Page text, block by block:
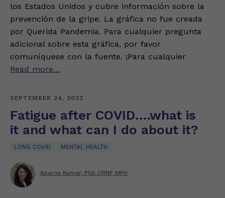
los Estados Unidos y cubre información sobre la
prevención de la gripe. La gráfica no fue creada
por Querida Pandemia. Para cualquier pregunta
adicional sobre esta gráfica, por favor
comuníquese con la fuente. ¡Para cualquier
Read more…
SEPTEMBER 24, 2022
Fatigue after COVID….what is
it and what can I do about it?
LONG COVID MENTAL HEALTH
Aparna Kumar, PhD CRNP MPH